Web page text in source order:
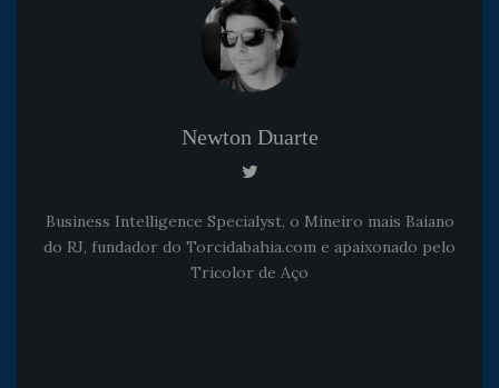
Newton Duarte
Business Intelligence Specialyst, o Mineiro mais Baiano
do RJ, fundador do Torcidabahia.com e apaixonado pelo
Tricolor de Aço